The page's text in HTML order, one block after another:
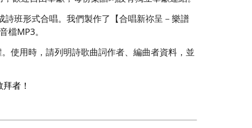
詩班形式合唱。我們製作了【合唱新祢呈－樂譜
檔MP3。
使用時，請列明詩歌曲詞作者、編曲者資料，並
者！